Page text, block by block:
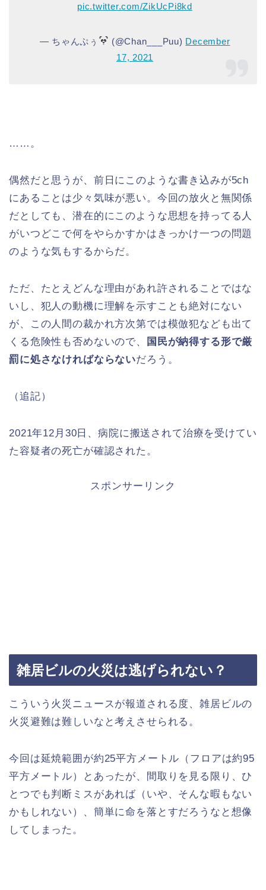
pic.twitter.com/ZikUcPi8kd
— ちゃんぷぅ (@Chan___Puu) December
17, 2021
……。
偶然だと思うが、前日にこのような書き込みが5ch
にあることは少々気味が悪い。今回の放火と無関係
だとしても、潜在的にこのような思想を持ってる人
がいつどこで何をやらかすかはきっかけ一つの問題
のような気もするからだ。
ただ、たとえどんな理由があれ許されることではな
いし、犯人の動機に理解を示すことも絶対にない
が、この人間の裁かれ方次第では模倣犯なども出て
くる危険性も否めないので、
国民が納得する形で厳
罰に処さなければならないだろう。
（追記）
2021年12月30日、病院に搬送されて治療を受けてい
た容疑者の死亡が確認された。
スポンサーリンク
雑居ビルの火災は逃げられない？
こういう火災ニュースが報道される度、雑居ビルの
火災避難は難しいなと考えさせられる。
今回は延焼範囲が約25平方メートル（フロアは約95
平方メートル）とあったが、間取りを見る限り、ひ
とつでも判断ミスがあれば（いや、そんな暇もない
かもしれない）、簡単に命を落とすだろうなと想像
してしまった。